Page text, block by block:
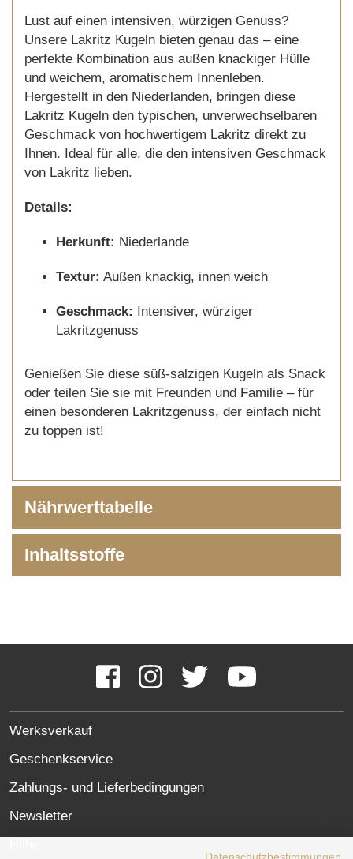
Lust auf einen intensiven, würzigen Genuss?
Unsere Lakritz Kugeln bieten genau das – eine
perfekte Kombination aus außen knackiger Hülle
und weichem, aromatischem Innenleben.
Hergestellt in den Niederlanden, bringen diese
Lakritz Kugeln den typischen, unverwechselbaren
Geschmack von hochwertigem Lakritz direkt zu
Ihnen. Ideal für alle, die den intensiven Geschmack
von Lakritz lieben.
Details:
Herkunft: Niederlande
Textur: Außen knackig, innen weich
Geschmack: Intensiver, würziger
Lakritzgenuss
Genießen Sie diese süß-salzigen Kugeln als Snack
oder teilen Sie sie mit Freunden und Familie – für
einen besonderen Lakritzgenuss, der einfach nicht
zu toppen ist!
Nährwerttabelle
Inhaltsstoffe
FacebookInstagramTwitter YouTube
SITE
LINKS
Werksverkauf
Geschenkservice
Zahlungs- und Lieferbedingungen
Newsletter